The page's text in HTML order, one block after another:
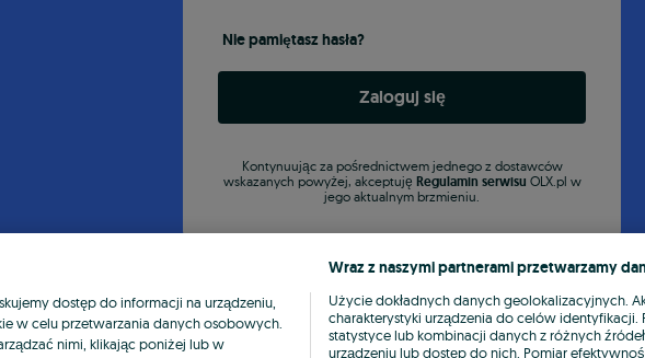
Nie pamiętasz hasła?
Zaloguj się
Kontynuując za pośrednictwem jednego z dostawców
wskazanych powyżej, akceptuję Regulamin serwisu OLX.pl w
jego aktualnym brzmieniu.
dostęp do informacji na urządzeniu,
w celu przetwarzania danych osobowych.
nimi, klikając poniżej lub w
Wraz z naszymi partnerami przetwarzamy
Użycie dokładnych danych geolokalizacyjnych.
charakterystyki urządzenia do celów
statystyce lub kombinacji danych z różnych
urządzeniu lub dostęp do nich. Pomiar